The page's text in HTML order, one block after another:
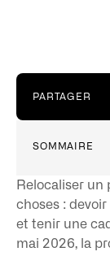
PARTAGER
SOMMAIRE
Relocaliser un
choses :
et tenir une
mai 2026, la